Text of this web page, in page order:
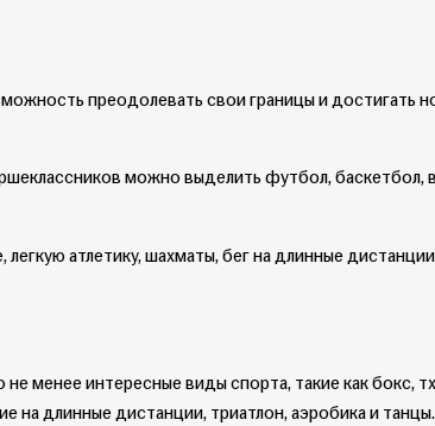
преодолевать свои границы и достигать
можно выделить футбол,
атлетику, шахматы, бег на длинные
менее интересные виды спорта, такие как бокс,
на длинные дистанции, триатлон, аэробика и танцы.